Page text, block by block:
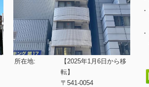
所在地:
【2025年1月6日から移
転】
〒541-0054